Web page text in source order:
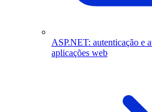
ASP.NET: autenticação e
aplicações web